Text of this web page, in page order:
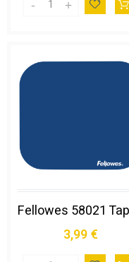
3,99 €